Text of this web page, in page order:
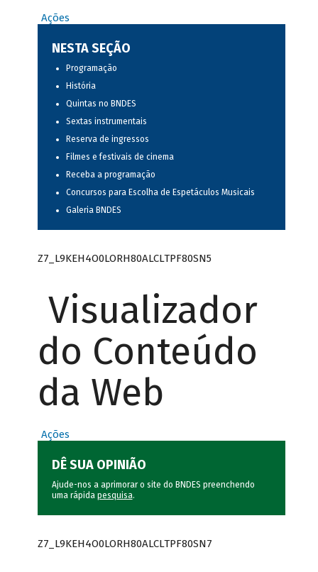
Ações
NESTA SEÇÃO
Programação
História
Quintas no BNDES
Sextas instrumentais
Reserva de ingressos
Filmes e festivais de cinema
Receba a programação
Concursos para Escolha de Espetáculos Musicais
Galeria BNDES
Z7_L9KEH4O0LORH80ALCLTPF80SN5
Visualizador
do Conteúdo
da Web
Ações
DÊ SUA OPINIÃO
Ajude-nos a aprimorar o site do BNDES preenchendo
uma rápida pesquisa.
Z7_L9KEH4O0LORH80ALCLTPF80SN7